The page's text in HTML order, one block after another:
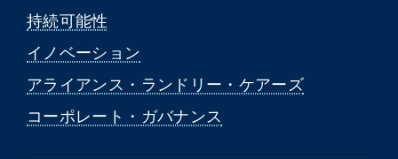
持続可能性
イノベーション
アライアンス・ランドリー・ケアーズ
コーポレート・ガバナンス